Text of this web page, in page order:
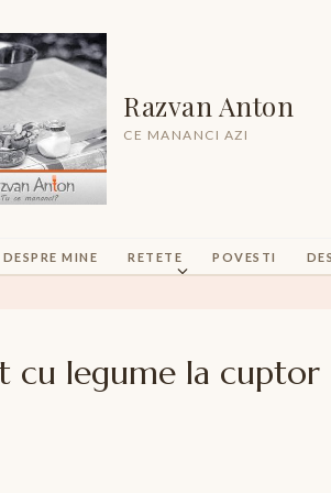
Razvan Anton
CE MANANCI AZI
DESPRE MINE RETETE POVESTI
cu legume la cuptor